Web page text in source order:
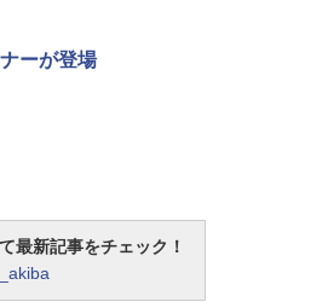
ーが登場
最新記事をチェック！